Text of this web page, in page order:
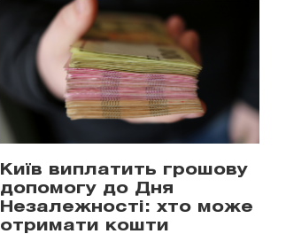
Київ виплатить грошову
допомогу до Дня
Незалежності: хто може
отримати кошти